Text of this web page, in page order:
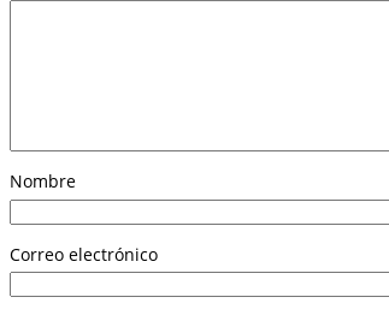
Nombre
Correo electrónico